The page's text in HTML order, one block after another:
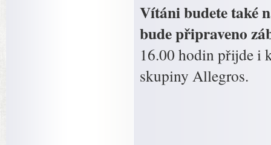
Vítáni budete také
bude připraveno
16.00 hodin přijde i
skupiny Allegros.